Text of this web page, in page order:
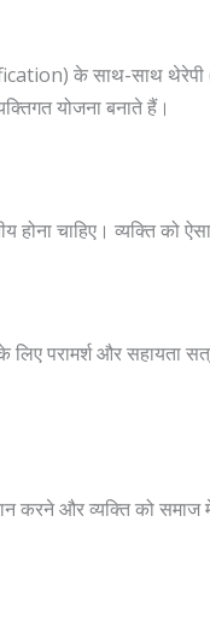
के साथ-साथ थेरेपी
योजना बनाते हैं।
चाहिए। व्यक्ति को
परामर्श और सहायता
करने और व्यक्ति को